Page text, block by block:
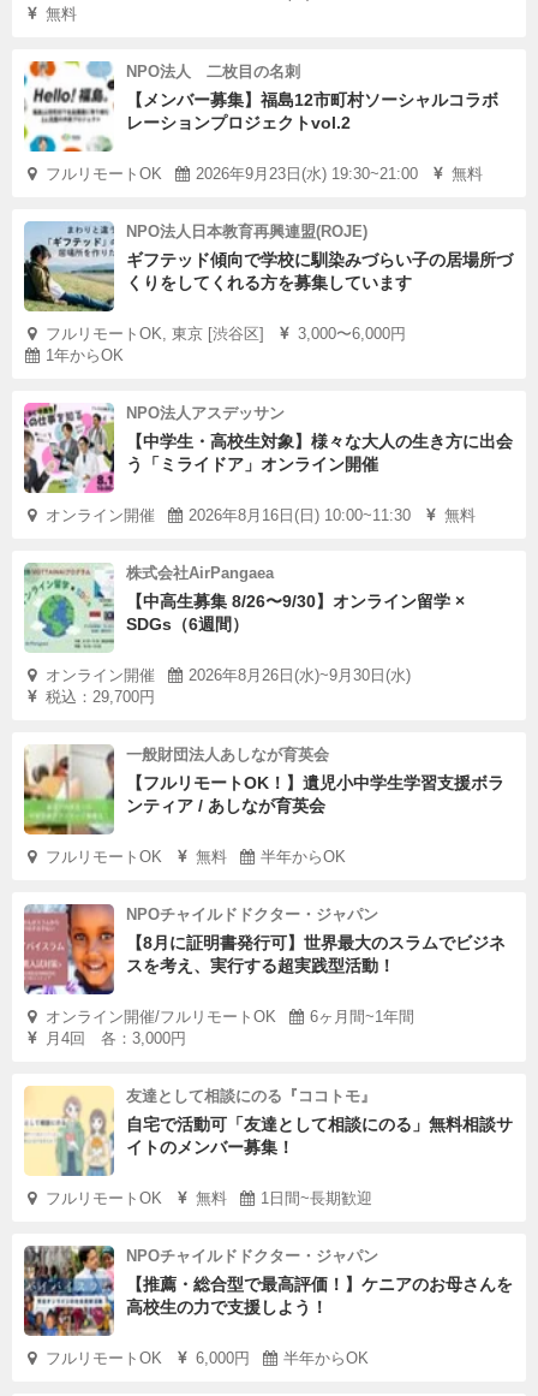
無料
NPO法人 二枚目の名刺
【メンバー募集】福島12市町村ソーシャルコラボ
レーションプロジェクトvol.2
フルリモートOK 2026年9月23日(水) 19:30~21:00 無料
NPO法人日本教育再興連盟(ROJE)
ギフテッド傾向で学校に馴染みづらい子の居場所づ
くりをしてくれる方を募集しています
フルリモートOK, 東京 [渋谷区]
3,000〜6,000円
1年からOK
NPO法人アスデッサン
【中学生・高校生対象】様々な大人の生き方に出会
う「ミライドア」オンライン開催
オンライン開催 2026年8月16日(日) 10:00~11:30 無料
株式会社AirPangaea
【中高生募集 8/26〜9/30】オンライン留学 ×
SDGs（6週間）
オンライン開催
2026年8月26日(水)~9月30日(水)
税込：29,700円
一般財団法人あしなが育英会
【フルリモートOK！】遺児小中学生学習支援ボラ
ンティア / あしなが育英会
フルリモートOK 無料 半年からOK
NPOチャイルドドクター・ジャパン
【8月に証明書発行可】世界最大のスラムでビジネ
スを考え、実行する超実践型活動！
オンライン開催/フルリモートOK
6ヶ月間~1年間
月4回 各：3,000円
友達として相談にのる『ココトモ』
自宅で活動可「友達として相談にのる」無料相談サ
イトのメンバー募集！
フルリモートOK 無料 1日間~長期歓迎
NPOチャイルドドクター・ジャパン
【推薦・総合型で最高評価！】ケニアのお母さんを
高校生の力で支援しよう！
フルリモートOK 6,000円 半年からOK